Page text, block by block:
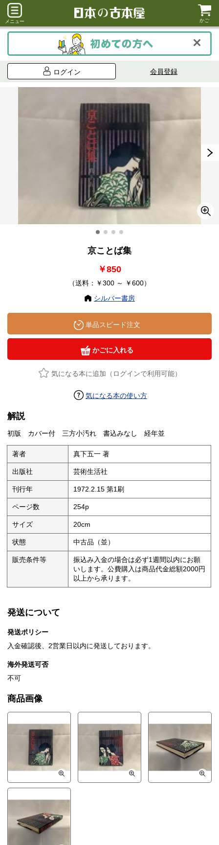
メニュー かご
ログイン 会員登録
京ことば集
￥850
（送料：￥300 ～ ￥600）
シルバー書房
単品スピード注文
かごに入れる
気になる本に追加（ログインで利用可能）
気になる本の使い方
解説
初版 カバー付 三方小汚れ 書込みなし 経年並
著者 真下五一 著
出版社 芸術生活社
刊行年 1972.2.15 第1刷
ページ数 254p
サイズ 20cm
状態 中古品（並）
販売条件等
振込み入金の場合は必ず1週間以内にお願
いします。公費購入は商品代金総額2000円
以上から承ります。
発送について
発送ポリシー
入金確認後、2営業日以内に発送しております。
海外発送可否
不可
商品画像